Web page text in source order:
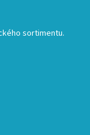
sortimentu.